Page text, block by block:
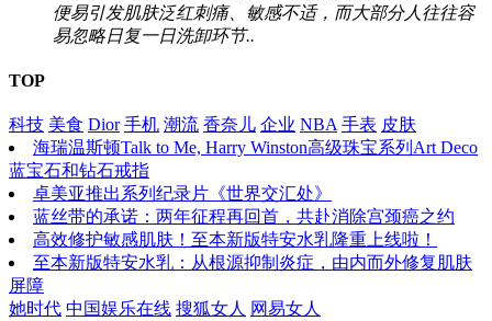
便易引发肌肤泛红刺痛、敏感不适，而大部分人往往容
易忽略日复一日洗卸环节..
TOP
科技 美食 Dior 手机 潮流 香奈儿 企业 NBA 手表 皮肤
海瑞温斯顿Talk to Me, Harry Winston高级珠宝系列Art Deco
蓝宝石和钻石戒指
卓美亚推出系列纪录片《世界交汇处》
蓝丝带的承诺：两年征程再回首，共赴消除宫颈癌之约
高效修护敏感肌肤！至本新版特安水乳隆重上线啦！
至本新版特安水乳：从根源抑制炎症，由内而外修复肌肤
屏障
她时代 中国娱乐在线 搜狐女人 网易女人